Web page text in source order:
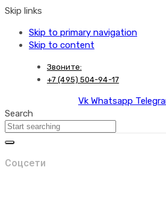
Skip links
Skip to primary navigation
Skip to content
Звоните:
+7 (495) 504-94-17
Vk Whatsapp
Search
Соцсети